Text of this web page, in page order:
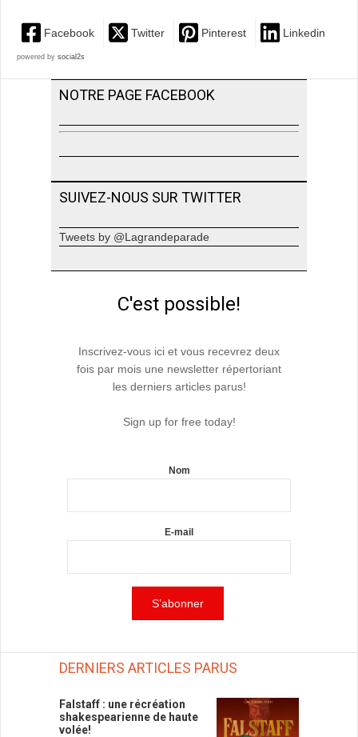
Facebook Twitter Pinterest Linkedin
powered by social2s
NOTRE PAGE FACEBOOK
SUIVEZ-NOUS SUR TWITTER
Tweets by @Lagrandeparade
C'est possible!
Inscrivez-vous ici et vous recevrez deux
fois par mois une newsletter répertoriant
les derniers articles parus!
Sign up for free today!
Nom
E-mail
DERNIERS ARTICLES PARUS
Falstaff : une récréation
shakespearienne de haute
volée!